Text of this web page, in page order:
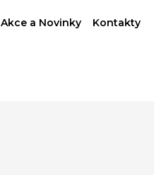
Akce a Novinky Kontakty